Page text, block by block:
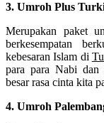
3. Umroh Plus
Merupakan paket
berkesempatan
kebesaran Islam di
para para Nabi dan
besar rasa cinta kita
4. Umroh